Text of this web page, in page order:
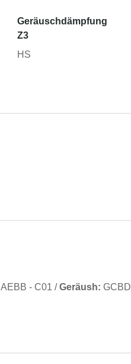
Geräuschdämpfung
Z3
HS
AEBB - C01 /Geräush: GCBD